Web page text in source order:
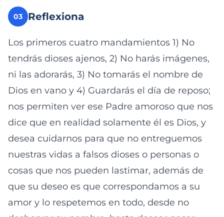
03 Reflexiona
Los primeros cuatro mandamientos 1) No
tendrás dioses ajenos, 2) No harás imágenes,
ni las adorarás, 3) No tomarás el nombre de
Dios en vano y 4) Guardarás el día de reposo;
nos permiten ver ese Padre amoroso que nos
dice que en realidad solamente él es Dios, y
desea cuidarnos para que no entreguemos
nuestras vidas a falsos dioses o personas o
cosas que nos pueden lastimar, además de
que su deseo es que correspondamos a su
amor y lo respetemos en todo, desde no